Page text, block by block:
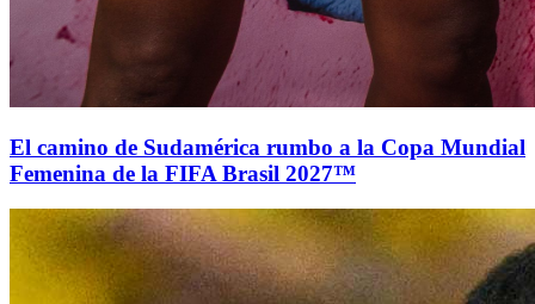
El camino de Sudamérica rumbo a la Copa Mundial
Femenina de la FIFA Brasil 2027™